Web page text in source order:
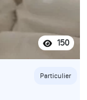
150
Particulier